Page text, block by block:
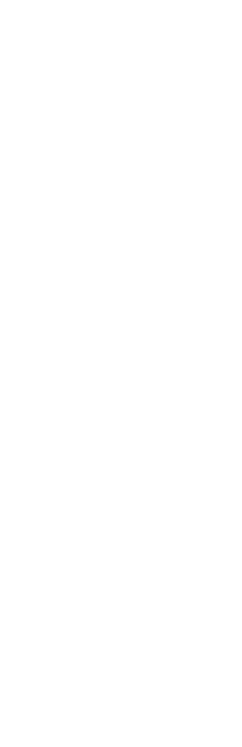
保齡球聯誼賽
期 : 8/15
版
布局與韌性
全面開放體驗延長到8月!!
台
百岳登頂_南橫三星
卷暨7/31交流餐敘報名
聯誼賽 熱烈報名中（8/3報名截
會官網將迎來新面貌，7/1 新官